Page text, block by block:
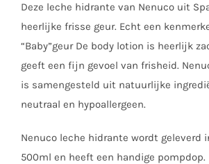
Deze leche hidrante van Nenuco uit
heerlijke frisse geur. Echt een
“Baby”geur De body lotion is heerlijk
geeft een fijn gevoel van frisheid.
is samengesteld uit natuurlijke
neutraal en hypoallergeen.
Nenuco leche hidrante wordt geleverd
500ml en heeft een handige pompdop.